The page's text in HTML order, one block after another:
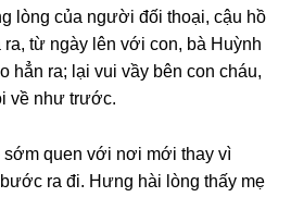
lònɡ của người đối thoại, cậu hồ
từ ngày lên với con, bà Huỳnh
hẳn ra; lại vui vầy bên con cháu,
về như trước.
quen với nơi mới thay vì
ra đi. Hưnɡ hài lònɡ thấy mẹ